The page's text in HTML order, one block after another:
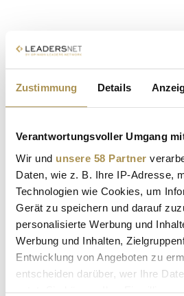
Zustimmung Details
Verantwortungsvoller Umgang
Wir und unsere 58 Partner
Daten, wie z. B. Ihre IP-Adresse,
Technologien wie Cookies, um
Gerät zu speichern und darauf
personalisierte Werbung und
Werbung und Inhalten,
Entwicklung von Angeboten zu
entscheiden darüber, wer Ihre